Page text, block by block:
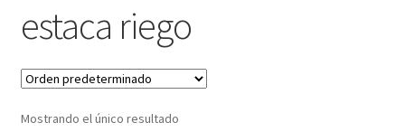
estaca riego
Mostrando el único resultado